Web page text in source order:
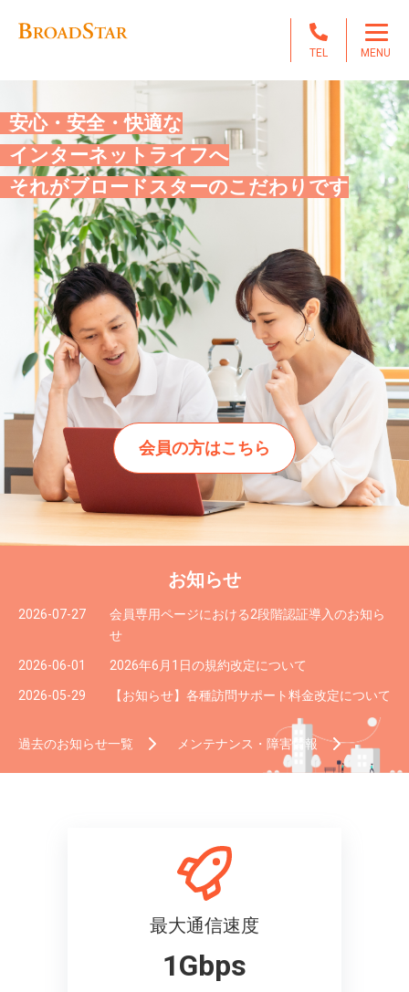
TEL MENU
安心・安全・快適な
インターネットライフへ
それがブロードスターのこだわりです
会員の方はこちら
お知らせ
2026-07-27
会員専用ページにおける2段階認証導入のお知ら
せ
2026-06-01 2026年6月1日の規約改定について
2026-05-29 【お知らせ】各種訪問サポート料金改定について
過去のお知らせ一覧 メンテナンス・障害情報
最大通信速度
1Gbps